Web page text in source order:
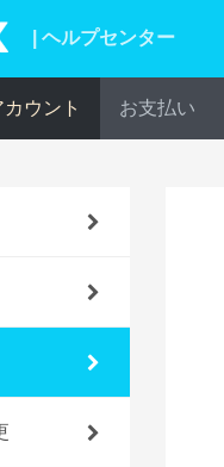
| ヘルプセンター
カウント お支払い